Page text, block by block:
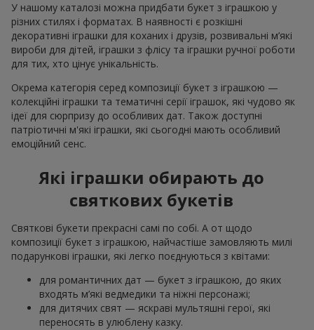
У нашому каталозі можна придбати букет з іграшкою у
різних стилях і форматах. В наявності є розкішні
декоративні іграшки для коханих і друзів, розвивальні м’які
вироби для дітей, іграшки з флісу та іграшки ручної роботи
для тих, хто цінує унікальність.
Окрема категорія серед композиції букет з іграшкою —
колекційні іграшки та тематичні серії іграшок, які чудово як
ідеї для сюрпризу до особливих дат. Також доступні
патріотичні м'які іграшки, які сьогодні мають особливий
емоційний сенс.
Які іграшки обирають до
святкових букетів
Святкові букети прекрасні самі по собі. А от щодо
композиції букет з іграшкою, найчастіше замовляють милі
подарункові іграшки, які легко поєднуються з квітами:
для романтичних дат — букет з іграшкою, до яких
входять м’які ведмедики та ніжні персонажі;
для дитячих свят — яскраві мультяшні герої, які
переносять в улюблену казку.